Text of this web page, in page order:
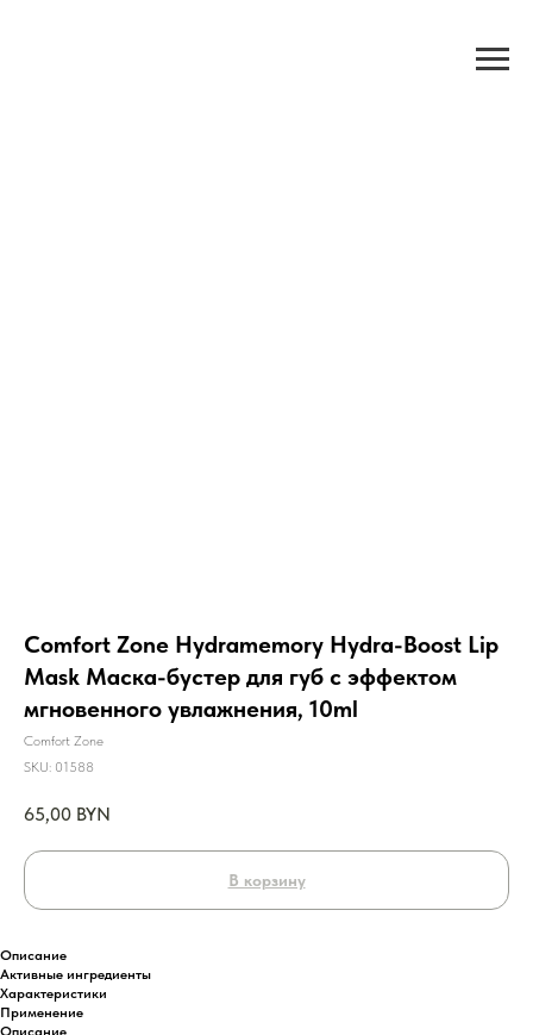
Comfort Zone Hydramemory Hydra-Boost Lip
Mask Маска-бустер для губ с эффектом
мгновенного увлажнения, 10ml
Comfort Zone
SKU: 01588
65,00 BYN
В корзину
Описание
Активные ингредиенты
Характеристики
Применение
Описание